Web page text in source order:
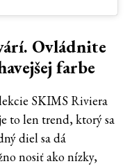
Ovládnite
farbe
SKIMS Riviera
to len trend, ktorý sa
diel sa dá
nosiť ako nízky,